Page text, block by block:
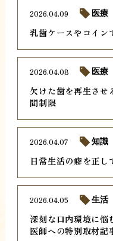
乳歯ケースやコイン
2026.04.09 医療
欠けた歯を再生させ
間制限
2026.04.08 医療
日常生活の癖を正し
2026.04.07 知識
深刻な口内環境に悩
医師への特別取材記
2026.04.05 生活